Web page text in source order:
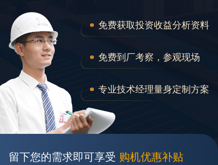
免费获取投资收益分析资料
免费到厂考察，参观现场
专业技术经理量身定制方案
留下您的需求即可享受 购机优惠补贴